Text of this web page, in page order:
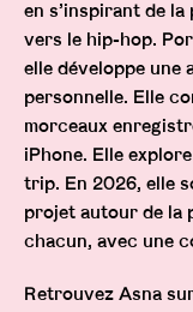
en s’inspirant de
vers le hip-hop.
elle développe
personnelle. Elle
morceaux
iPhone. Elle
trip. En 2026, elle
projet autour de la
chacun, avec une
Retrouvez Asna